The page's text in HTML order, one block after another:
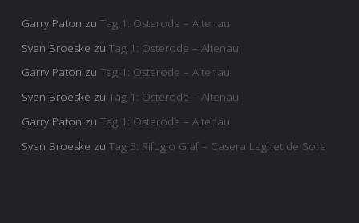
Garry Paton zu Tag 1: Osterode – Altenau
Sven Broeske zu Tag 1: Osterode – Altenau
Garry Paton zu Tag 1: Osterode – Altenau
Sven Broeske zu Tag 1: Osterode – Altenau
Garry Paton zu Tag 1: Osterode – Altenau
Sven Broeske zu Tag 5: Rifugio Giaf – Casera Laghet de Sora